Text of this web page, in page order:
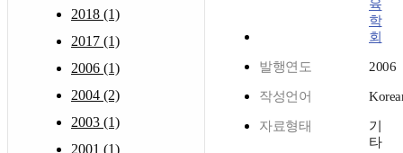
2018 (1)
2017 (1)
2006 (1)
2004 (2)
2003 (1)
2001 (1)
육
학
회
발행연도 2006
작성언어
자료형태
기
타